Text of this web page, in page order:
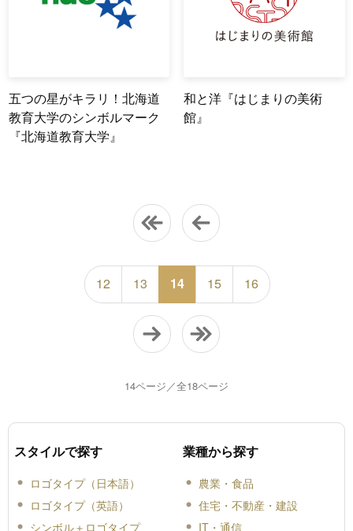
五つの星がキラリ！北海道
教育大学のシンボルマーク
『北海道教育大学』
和と洋『はじまりの美術
館』
12 13 14 15 16
14ページ／全18ページ
スタイルで探す
ロゴタイプ（日本語）
ロゴタイプ（英語）
シンボル＋ロゴタイプ
業種から探す
農業・食品
住宅・不動産・建設
IT・通信